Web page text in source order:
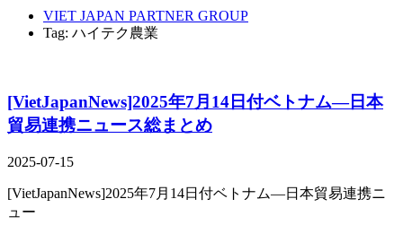
VIET JAPAN PARTNER GROUP
Tag: ハイテク農業
[VietJapanNews]2025年7月14日付ベトナム―日本
貿易連携ニュース総まとめ
2025-07-15
[VietJapanNews]2025年7月14日付ベトナム―日本貿易連携ニ
ュー